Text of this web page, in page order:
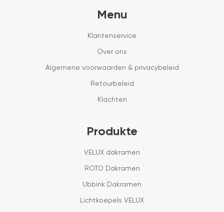
Menu
Klantenservice
Over ons
Algemene voorwaarden & privacybeleid
Retourbeleid
Klachten
Produkte
VELUX dakramen
ROTO Dakramen
Ubbink Dakramen
Lichtkoepels VELUX